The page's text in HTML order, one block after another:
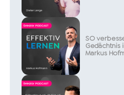
SO
Gedächtnis
Markus